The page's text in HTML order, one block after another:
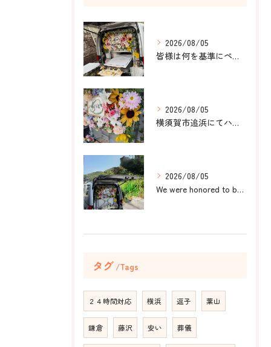
2026/08/05
皆様は何を基準にペット葬儀社を選びますか？
2026/08/05
横須賀市追浜にてハムスターのみかんちゃんのペット火葬のお手伝...
2026/08/05
We were honored to be by your ...
タグ Tags
２４時間対応 横浜 逗子 葉山
鎌倉 藤沢 安い 葬儀